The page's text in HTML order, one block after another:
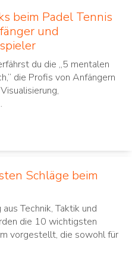
beim Padel Tennis
und
du die „5 mentalen
die Profis von Anfängern
Schläge beim
Technik, Taktik und
die 10 wichtigsten
vorgestellt, die sowohl für